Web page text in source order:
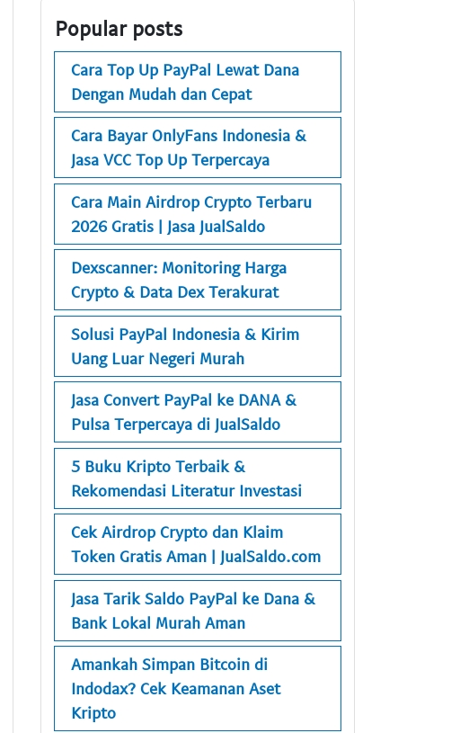
Popular posts
Cara Top Up PayPal Lewat Dana
Dengan Mudah dan Cepat
Cara Bayar OnlyFans Indonesia &
Jasa VCC Top Up Terpercaya
Cara Main Airdrop Crypto Terbaru
2026 Gratis | Jasa JualSaldo
Dexscanner: Monitoring Harga
Crypto & Data Dex Terakurat
Solusi PayPal Indonesia & Kirim
Uang Luar Negeri Murah
Jasa Convert PayPal ke DANA &
Pulsa Terpercaya di JualSaldo
5 Buku Kripto Terbaik &
Rekomendasi Literatur Investasi
Cek Airdrop Crypto dan Klaim
Token Gratis Aman | JualSaldo.com
Jasa Tarik Saldo PayPal ke Dana &
Bank Lokal Murah Aman
Amankah Simpan Bitcoin di
Indodax? Cek Keamanan Aset
Kripto